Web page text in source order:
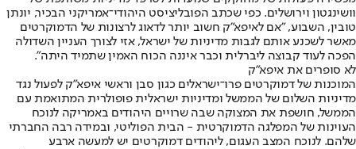
וושינגטון וירושלים. כפי שכתב הפובליציסט היהודי־אמריקני הבכיר, יונתן
טובין, השבוע, "אם לאיפא"ק חשוב יותר לדאוג לרצונות של הדמוקרטים
מאשר לשכנע אותם לגבות מדיניות של ישראל, אזי לצורך העניין השדולה
הפכה לעוד קבוצה ליברלית וכבר איננה הכוח האמין שתמיד היתה".
לא סופרים את איפא"ק
המוכנות של דמוקרטים פרו־ישראלים כגון סבן וראשי איפא"ק לפעול נגד
מדיניות השלום של הממשל ומדיניות ישראלית פופולרית המתואמת עם
הממשל, חושפת את המצוקה שבה שרויים היהודים באמריקה לנוכח
העוינות של המפלגה הדמוקרטית - הבית הפוליטי, ובמידה רבה החברתי
שלהם. לנוכח המצב העגום, ליהודים דמוקרטים יש למעשה ארבע